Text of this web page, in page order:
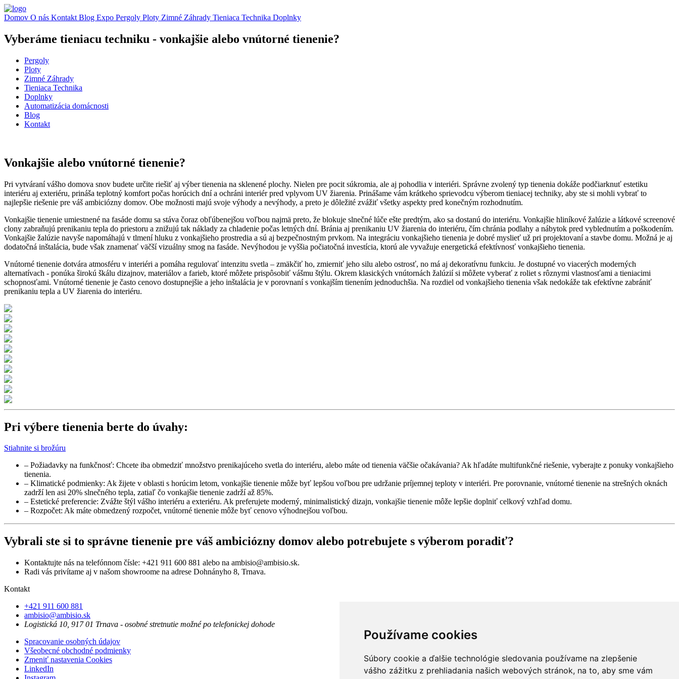
Používame cookies
Súbory cookie a ďalšie technológie sledovania používame na zlepšenie
vášho zážitku z prehliadania našich webových stránok, na to, aby sme vám
Domov O nás Kontakt Blog Expo Pergoly Ploty Zimné Záhrady Tieniaca Technika Doplnky
Vyberáme tieniacu techniku - vonkajšie alebo vnútorné tienenie?
Pergoly
Ploty
Zimné Záhrady
Tieniaca Technika
Doplnky
Automatizácia domácnosti
Blog
Kontakt
Vonkajšie alebo vnútorné tienenie?
Pri vytváraní vášho domova snov budete určite riešiť aj výber tienenia na sklenené plochy. Nielen pre pocit súkromia, ale aj pohodlia v interiéri. Správne zvolený typ tienenia dokáže podčiarknuť estetiku
interiéru aj exteriéru, prináša teplotný komfort počas horúcich dní a ochráni interiér pred vplyvom UV žiarenia. Prinášame vám krátkeho sprievodcu výberom tieniacej techniky, aby ste si mohli vybrať to
najlepšie riešenie pre váš ambiciózny domov. Obe možnosti majú svoje výhody a nevýhody, a preto je dôležité zvážiť všetky aspekty pred konečným rozhodnutím.
Vonkajšie tienenie umiestnené na fasáde domu sa stáva čoraz obľúbenejšou voľbou najmä preto, že blokuje slnečné lúče ešte predtým, ako sa dostanú do interiéru. Vonkajšie hliníkové žalúzie a látkové screenové
clony zabraňujú prenikaniu tepla do priestoru a znižujú tak náklady za chladenie počas letných dní. Bránia aj prenikaniu UV žiarenia do interiéru, čím chránia podlahy a nábytok pred vyblednutím a poškodením.
Vonkajšie žalúzie navyše napomáhajú v tlmení hluku z vonkajšieho prostredia a sú aj bezpečnostným prvkom. Na integráciu vonkajšieho tienenia je dobré myslieť už pri projektovaní a stavbe domu. Možná je aj
dodatočná inštalácia, bude však znamenať väčší vizuálny smog na fasáde. Nevýhodou je vyššia počiatočná investícia, ktorú ale vyvažuje energetická efektívnosť vonkajšieho tienenia.
Vnútorné tienenie dotvára atmosféru v interiéri a pomáha regulovať intenzitu svetla – zmäkčiť ho, zmierniť jeho silu alebo ostrosť, no má aj dekoratívnu funkciu. Je dostupné vo viacerých moderných
alternatívach - ponúka širokú škálu dizajnov, materiálov a farieb, ktoré môžete prispôsobiť vášmu štýlu. Okrem klasických vnútornách žalúzií si môžete vyberať z roliet s rôznymi vlastnosťami a tieniacimi
schopnosťami. Vnútorné tienenie je často cenovo dostupnejšie a jeho inštalácia je v porovnaní s vonkajším tienením jednoduchšia. Na rozdiel od vonkajšieho tienenia však nedokáže tak efektívne zabrániť
prenikaniu tepla a UV žiarenia do interiéru.
Pri výbere tienenia berte do úvahy:
Stiahnite si brožúru
– Požiadavky na funkčnosť: Chcete iba obmedziť množstvo prenikajúceho svetla do interiéru, alebo máte od tienenia väčšie očakávania? Ak hľadáte multifunkčné riešenie, vyberajte z ponuky vonkajšieho
tienenia.
– Klimatické podmienky: Ak žijete v oblasti s horúcim letom, vonkajšie tienenie môže byť lepšou voľbou pre udržanie príjemnej teploty v interiéri. Pre porovnanie, vnútorné tienenie na strešných oknách
zadrží len asi 20% slnečného tepla, zatiaľ čo vonkajšie tienenie zadrží až 85%.
– Estetické preferencie: Zvážte štýl vášho interiéru a exteriéru. Ak preferujete moderný, minimalistický dizajn, vonkajšie tienenie môže lepšie doplniť celkový vzhľad domu.
– Rozpočet: Ak máte obmedzený rozpočet, vnútorné tienenie môže byť cenovo výhodnejšou voľbou.
Vybrali ste si to správne tienenie pre váš ambiciózny domov alebo potrebujete s výberom poradiť?
Kontaktujte nás na telefónnom čísle: +421 911 600 881 alebo na ambisio@ambisio.sk.
Radi vás privítame aj v našom showroome na adrese Dohnányho 8, Trnava.
Kontakt
+421 911 600 881
ambisio@ambisio.sk
Logistická 10, 917 01 Trnava - osobné stretnutie možné po telefonickej dohode
Spracovanie osobných údajov
Všeobecné obchodné podmienky
Zmeniť nastavenia Cookies
LinkedIn